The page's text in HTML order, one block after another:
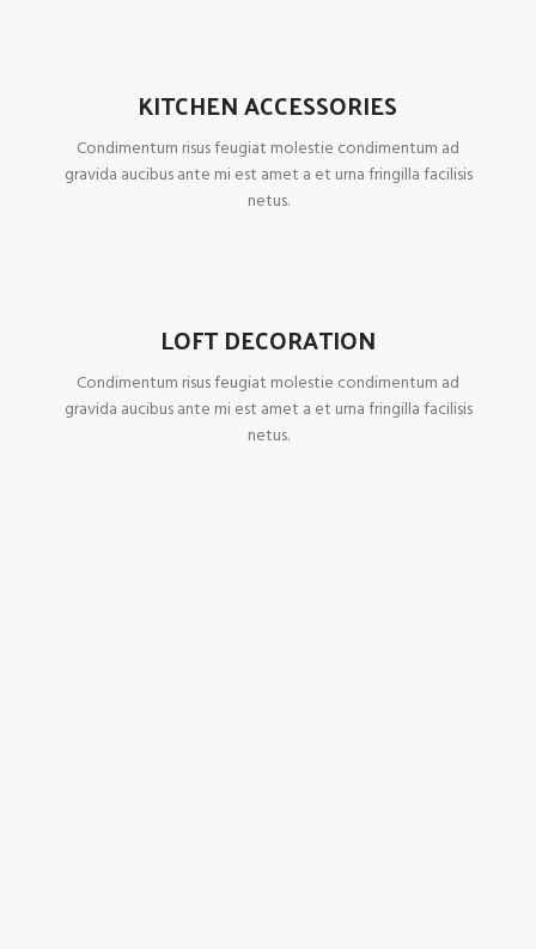
KITCHEN ACCESSORIES
Condimentum risus feugiat molestie condimentum ad
gravida aucibus ante mi est amet a et urna fringilla facilisis
netus.
LOFT DECORATION
Condimentum risus feugiat molestie condimentum ad
gravida aucibus ante mi est amet a et urna fringilla facilisis
netus.